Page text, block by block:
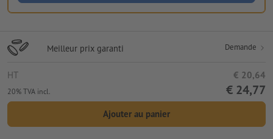
Meilleur prix garanti Demande
HT € 20,64
20% TVA incl. € 24,77
Ajouter au panier